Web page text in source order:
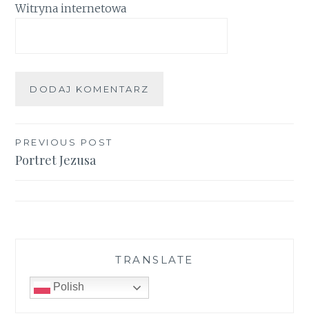
Witryna internetowa
Nawigacja
wpisu
PREVIOUS POST
Portret Jezusa
TRANSLATE
Polish